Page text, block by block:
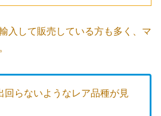
入して販売している方も多く、マ
回らないようなレア品種が見